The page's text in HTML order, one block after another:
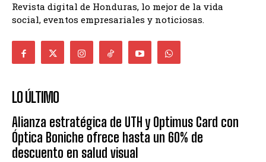
Revista digital de Honduras, lo mejor de la vida
social, eventos empresariales y noticiosas.
LO ÚLTIMO
Alianza estratégica de UTH y Optimus Card con
Óptica Boniche ofrece hasta un 60% de
descuento en salud visual